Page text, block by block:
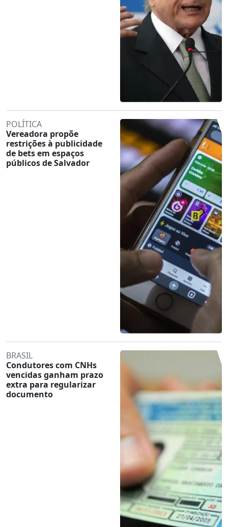
POLÍTICA
Vereadora propõe
restrições à publicidade
de bets em espaços
públicos de Salvador
BRASIL
Condutores com CNHs
vencidas ganham prazo
extra para regularizar
documento